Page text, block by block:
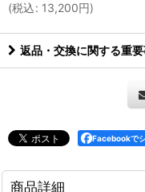
(税込: 13,200円)
返品・交換に関する重
Facebookで
商品詳細